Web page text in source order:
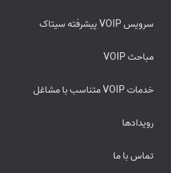
سرویس VOIP پیشرفته سیتاک
مباحث VOIP
خدمات VOIP متناسب با مشاغل
رویدادها
تماس با ما